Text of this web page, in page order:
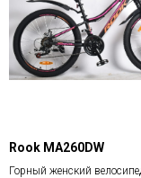
Rook MA260DW
Горный женский